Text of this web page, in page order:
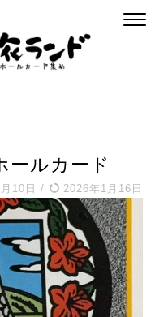
ールカード
10日 / 2026年1月16日